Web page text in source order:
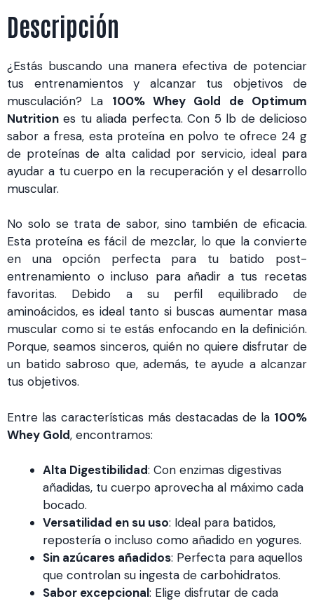
Descripción
¿Estás buscando una manera efectiva de potenciar
tus entrenamientos y alcanzar tus objetivos de
musculación? La 100% Whey Gold de Optimum
Nutrition es tu aliada perfecta. Con 5 lb de delicioso
sabor a fresa, esta proteína en polvo te ofrece 24 g
de proteínas de alta calidad por servicio, ideal para
ayudar a tu cuerpo en la recuperación y el desarrollo
muscular.
No solo se trata de sabor, sino también de eficacia.
Esta proteína es fácil de mezclar, lo que la convierte
en una opción perfecta para tu batido post-
entrenamiento o incluso para añadir a tus recetas
favoritas. Debido a su perfil equilibrado de
aminoácidos, es ideal tanto si buscas aumentar masa
muscular como si te estás enfocando en la definición.
Porque, seamos sinceros, quién no quiere disfrutar de
un batido sabroso que, además, te ayude a alcanzar
tus objetivos.
Entre las características más destacadas de la 100%
Whey Gold, encontramos:
Alta Digestibilidad: Con enzimas digestivas
añadidas, tu cuerpo aprovecha al máximo cada
bocado.
Versatilidad en su uso: Ideal para batidos,
repostería o incluso como añadido en yogures.
Sin azúcares añadidos: Perfecta para aquellos
que controlan su ingesta de carbohidratos.
Sabor excepcional: Elige disfrutar de cada